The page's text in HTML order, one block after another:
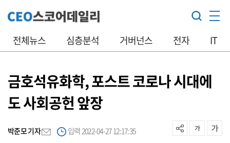
전체뉴스 심층분석 거버넌스 전자 IT
금호석유화학, 포스트 코로나 시대에
도 사회공헌 앞장
박준모 기자 입력 2022-04-27 12:17:35